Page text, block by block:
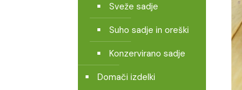
Sveže sadje
Suho sadje in oreški
Konzervirano sadje
Domači izdelki